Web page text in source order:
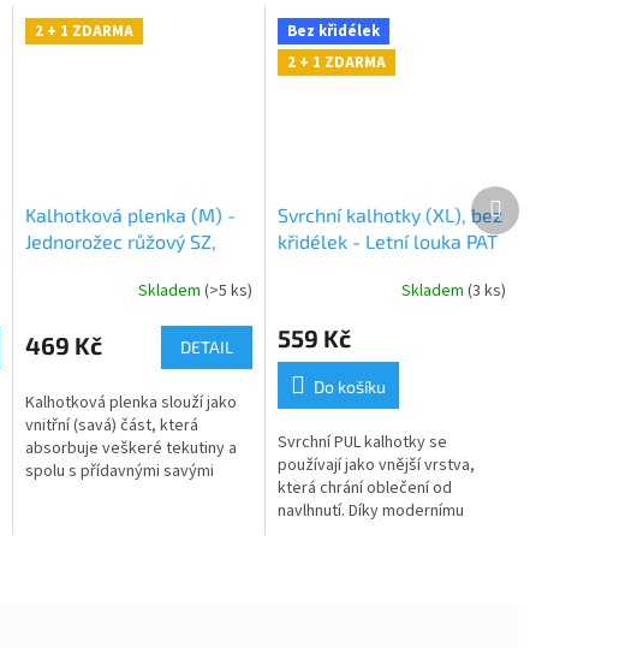
2 + 1 ZDARMA
Kalhotková plenka (M) -
Jednorožec růžový SZ,
Skladem(>5 ks)
469 Kč DETAIL
Kalhotková plenka slouží jako
vnitřní (savá) část, která
absorbuje veškeré tekutiny a
spolu s přídavnými savými
Bez křidélek
2 + 1 ZDARMA
Svrchní kalhotky (XL), bez
křidélek - Letní louka PAT
Skladem (3 ks)
559 Kč
Do košíku
Svrchní PUL kalhotky se
používají jako vnější vrstva,
která chrání oblečení od
navlhnutí. Díky modernímu
Další
produkt